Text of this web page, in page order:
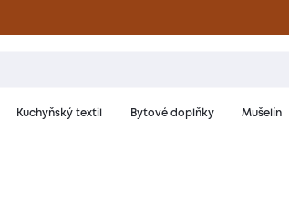
Kuchyňský textil Bytové doplňky Mušelín